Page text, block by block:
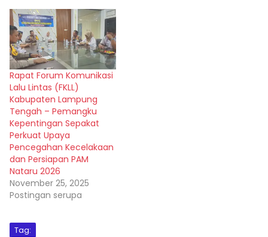
Rapat Forum Komunikasi
Lalu Lintas (FKLL)
Kabupaten Lampung
Tengah – Pemangku
Kepentingan Sepakat
Perkuat Upaya
Pencegahan Kecelakaan
dan Persiapan PAM
Nataru 2026
November 25, 2025
Postingan serupa
Tag: